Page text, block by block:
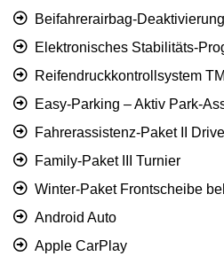
Beifahrerairbag-Deaktivierung
Elektronisches Stabilitäts-
Reifendruckkontrollsystem
Easy-Parking – Aktiv Park-
Fahrerassistenz-Paket II
Family-Paket III Turnier
Winter-Paket Frontscheibe
Android Auto
Apple CarPlay